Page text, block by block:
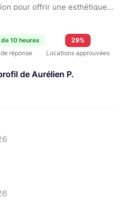
pour offrir une esthétique
prix. Notre domaine
la captation d'événements
en livestream.
reçus, les configurations
utilisons donc parfaitement
bientôt!
10 heures
réponse
29%
Locations approuvées
de Aurélien P.